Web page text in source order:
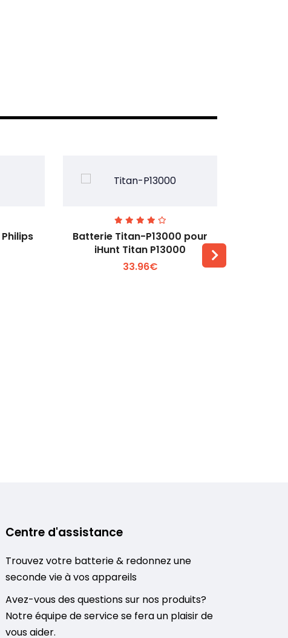
Voir plus +
Batterie Titan-P13000 pour
iHunt Titan P13000
33.96€
Centre d'assistance
Trouvez votre batterie & redonnez une
seconde vie à vos appareils
Avez-vous des questions sur nos produits?
Notre équipe de service se fera un plaisir de
vous aider.